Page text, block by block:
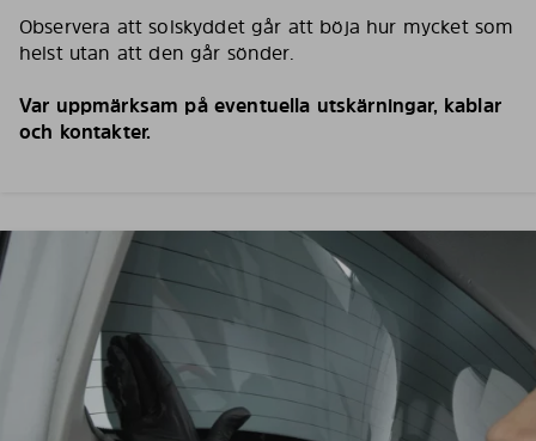
Observera att solskyddet går att böja hur mycket som
helst utan att den går sönder.
Var uppmärksam på eventuella utskärningar, kablar
och kontakter.